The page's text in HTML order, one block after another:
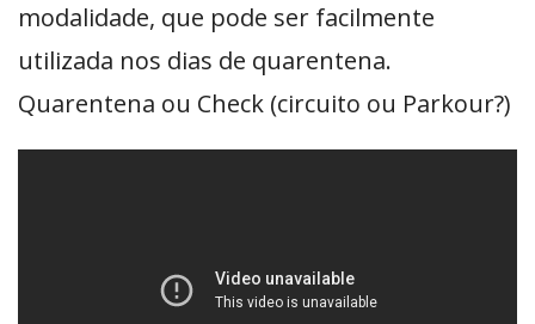
modalidade, que pode ser facilmente
utilizada nos dias de quarentena.
Quarentena ou Check (circuito ou Parkour?)